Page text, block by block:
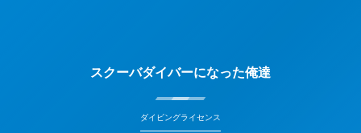
スクーバダイバーになった俺達
ダイビングライセンス